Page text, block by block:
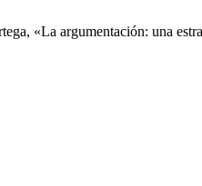
«La argumentación: una